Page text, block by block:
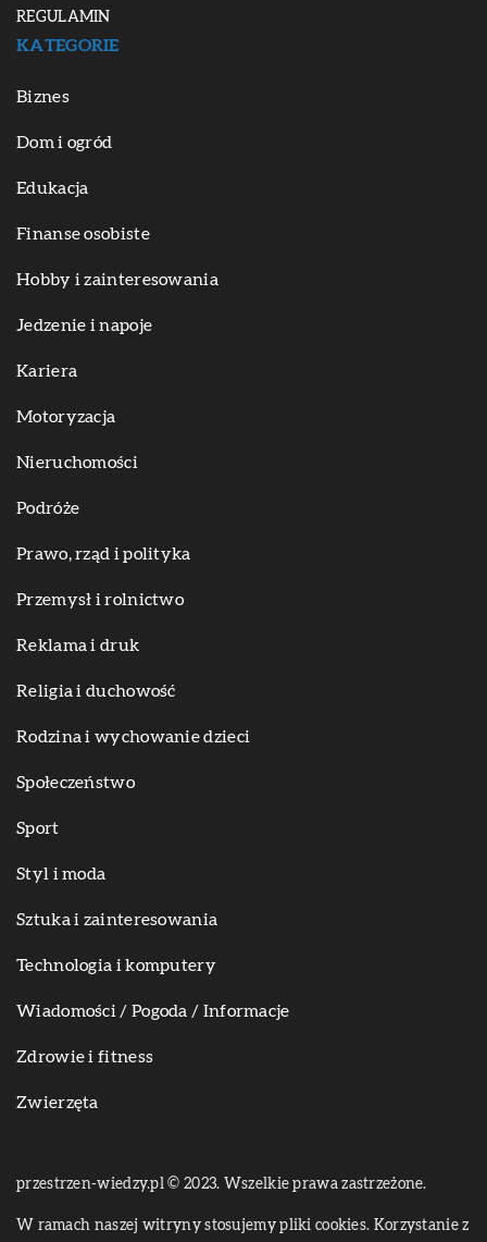
REGULAMIN
KATEGORIE
Biznes
Dom i ogród
Edukacja
Finanse osobiste
Hobby i zainteresowania
Jedzenie i napoje
Kariera
Motoryzacja
Nieruchomości
Podróże
Prawo, rząd i polityka
Przemysł i rolnictwo
Reklama i druk
Religia i duchowość
Rodzina i wychowanie dzieci
Społeczeństwo
Sport
Styl i moda
Sztuka i zainteresowania
Technologia i komputery
Wiadomości / Pogoda / Informacje
Zdrowie i fitness
Zwierzęta
przestrzen-wiedzy.pl © 2023. Wszelkie prawa zastrzeżone.
W ramach naszej witryny stosujemy pliki cookies. Korzystanie z